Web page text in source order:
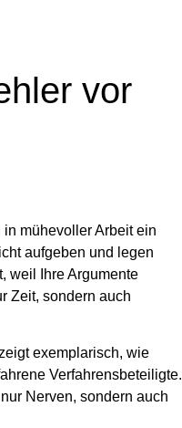
vor
mühevoller Arbeit ein
aufgeben und legen
weil Ihre Argumente
Zeit, sondern auch
exemplarisch, wie
Verfahrensbeteiligte.
Nerven, sondern auch